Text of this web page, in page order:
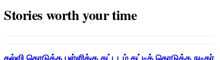
Stories worth your time